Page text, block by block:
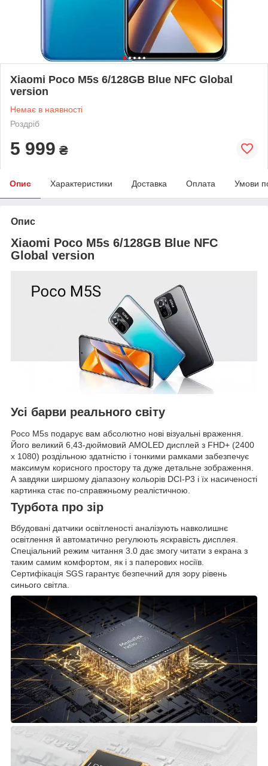
Xiaomi Poco M5s 6/128GB Blue NFC Global
version
Немає в наявності
Роздріб
5 999 ₴
Опис Характеристики Доставка Оплата Умови
Опис
Xiaomi Poco M5s 6/128GB Blue NFC
Global version
Усі барви реального світу
Poco M5s подарує вам абсолютно нові візуальні враження.
Його великий 6,43-дюймовий AMOLED дисплей з FHD+ (2400
х 1080) роздільною здатністю і тонкими рамками забезпечує
максимум корисного простору та дуже детальне зображення.
А завдяки ширшому діапазону кольорів DCI-P3 і їх насиченості
картинка стає по-справжньому реалістичною.
Турбота про зір
Вбудовані датчики освітленості аналізують навколишнє
освітлення й автоматично регулюють яскравість дисплея.
Спеціальний режим читання 3.0 дає змогу читати з екрана з
таким самим комфортом, як і з паперових носіїв.
Сертифікація SGS гарантує безпечний для зору рівень
синього світла.